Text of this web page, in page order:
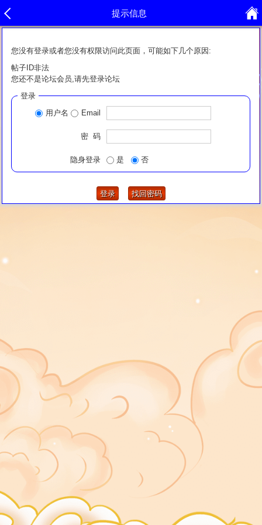
提示信息
您没有登录或者您没有权限访问此页面，可能如下几个原因:
帖子ID非法
您还不是论坛会员,请先登录论坛
登录
用户名
Email
密 码
隐身登录 是 否